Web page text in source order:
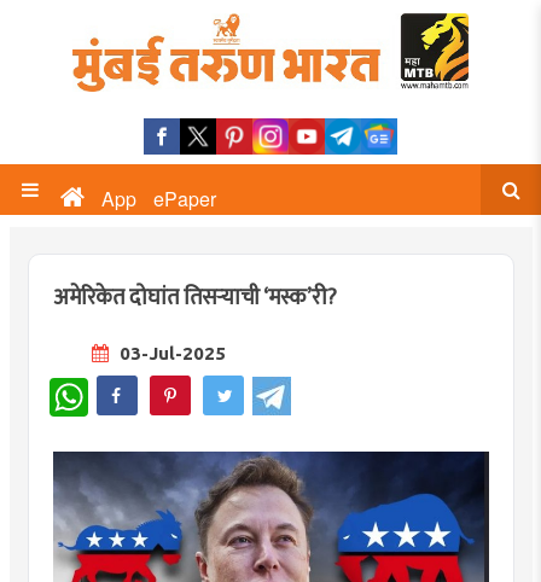
App ePaper
अमेरिकेत दोघांत तिसर्‍याची ‘मस्क’री?
03-Jul-2025
WhatsApp